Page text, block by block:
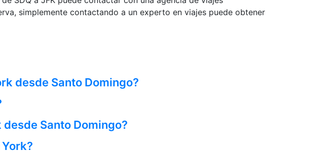
simplemente contactando a un experto en viajes puede obtener
desde Santo Domingo?
Santo Domingo?